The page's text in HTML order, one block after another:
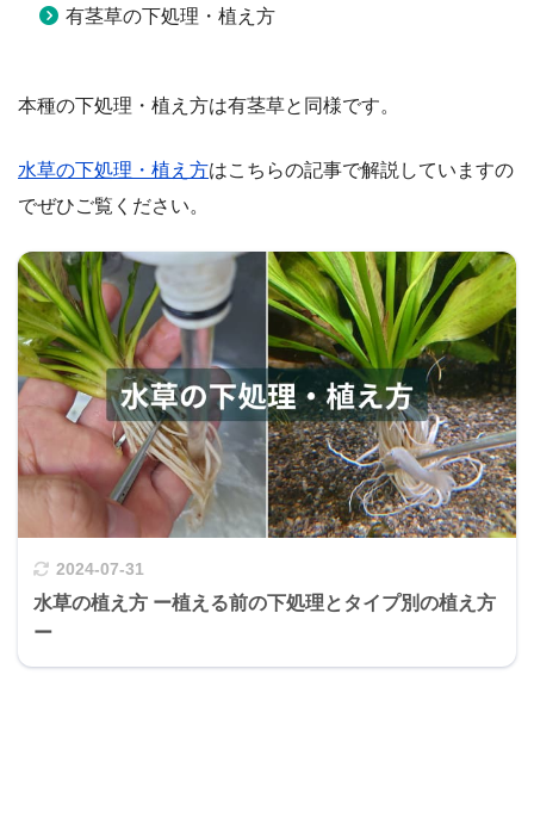
有茎草の下処理・植え方
本種の下処理・植え方は有茎草と同様です。
水草の下処理・植え方はこちらの記事で解説していますの
でぜひご覧ください。
2024-07-31
水草の植え方 ー植える前の下処理とタイプ別の植え方
ー